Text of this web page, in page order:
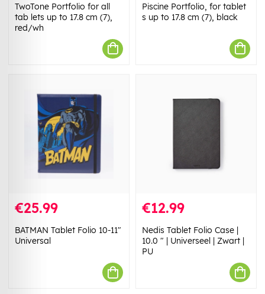
TwoTone Portfolio for all
tab lets up to 17.8 cm (7),
red/wh
Piscine Portfolio, for tablet
s up to 17.8 cm (7), black
€25.99
BATMAN Tablet Folio 10-11"
Universal
€12.99
Nedis Tablet Folio Case |
10.0 " | Universeel | Zwart |
PU